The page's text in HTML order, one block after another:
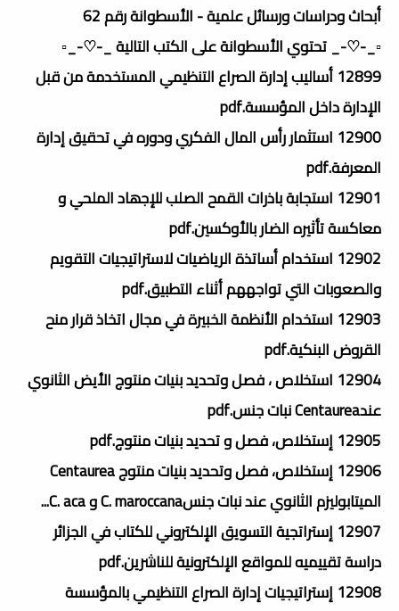
أبحاث ودراسات ورسائل علمية - الأسطوانة رقم 62
▫️_-♡-_ تحتوي الأسطوانة على الكتب التالية _-♡-_▫️
12899 أساليب إدارة الصراع التنظيمي المستخدمة من قبل
الإدارة داخل المؤسسة.pdf
12900 استثمار رأس المال الفكري ودوره في تحقيق إدارة
المعرفة.pdf
12901 استجابة باذرات القمح الصلب للإجھاد الملحي و
معاكسة تأثيره الضار بالأوكسين.pdf
12902 استخدام أساتذة الرياضيات لاستراتيجيات التقويم
والصعوبات التي تواجههم أثناء التطبيق.pdf
12903 استخدام الأنظمة الخبيرة في مجال اتخاذ قرار منح
القروض البنكية.pdf
12904 استخلاص ، فصل وتحديد بنيات منتوج الأيض الثانوي
عندCentaurea نبات جنس.pdf
12905 إستخلاص، فصل و تحديد بنيات منتوج.pdf
12906 إستخلاص، فصل وتحديد بنيات منتوج Centaurea
الميتابوليزم الثانوي عند نبات جنسC. maroccana و C. aca...
12907 إستراتجية التسويق الإلكتروني للكتاب في الجزائر
دراسة تقييميه للمواقع الإلكترونية للناشرين.pdf
12908 إستراتيجيات إدارة الصراع التنظيمي بالمؤسسة